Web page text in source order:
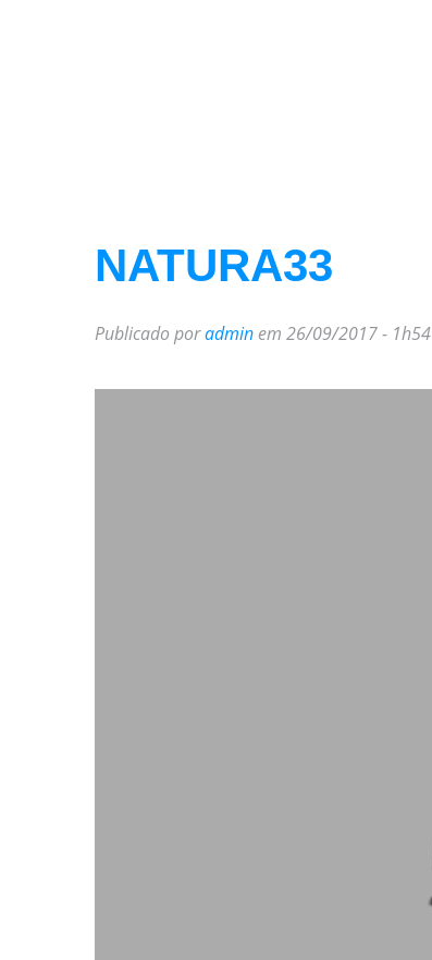
NATURA33
Publicado poradmin em 26/09/2017 - 1h54